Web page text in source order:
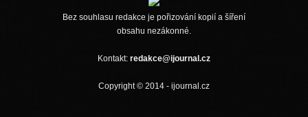
Bez souhlasu redakce je pořizování kopií a šíření
obsahu nezákonné.
Kontakt: redakce@ijournal.cz
Copyright © 2014 - ijournal.cz